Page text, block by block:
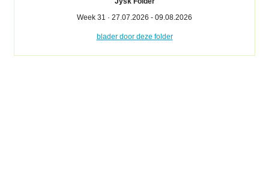
Week 31 · 27.07.2026 - 09.08.2026
blader door deze folder